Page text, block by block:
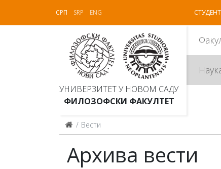
СРП SRP ENG
УНИВЕРЗИТЕТ У НОВОМ САДУ
ФИЛОЗОФСКИ ФАКУЛТЕТ
Вести
Архива вести